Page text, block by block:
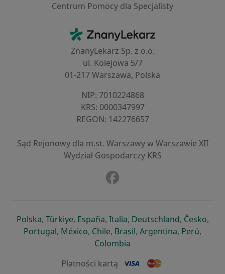
Centrum Pomocy dla Specjalisty
ZnanyLekarz - Strona główna
ZnanyLekarz Sp. z o.o.
ul. Kolejowa 5/7
01-217 Warszawa, Polska
NIP: ⁠7010224868
KRS: ⁠0000347997
REGON: ⁠142276657
Sąd Rejonowy dla m.st. Warszawy w Warszawie XII
Wydział Gospodarczy KRS
Polskaotwiera się w nowej karcie
, Türkiyeotwiera się w nowej karcie
, Españaotwiera się w nowej karcie
, Italiaotwiera się w nowej
, Deutschlandotwiera się
, Česko,
Portugalotwiera się w nowej karcie
, Méxicootwiera się w nowej karcie
, Chileotwiera się w nowej karcie
, Brasilotwiera się w nowej
, Argentinaotwiera się
, Perú,
Colombia
Płatności kartą